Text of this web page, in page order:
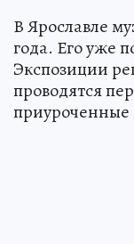
В Ярославле
года. Его уже
Экспозиции
проводятся